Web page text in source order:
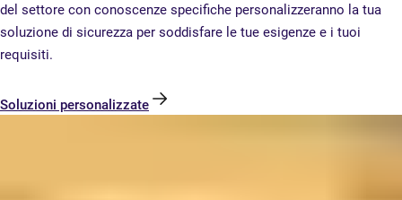
del settore con conoscenze specifiche personalizzeranno la tua
soluzione di sicurezza per soddisfare le tue esigenze e i tuoi
requisiti.
Soluzioni personalizzate